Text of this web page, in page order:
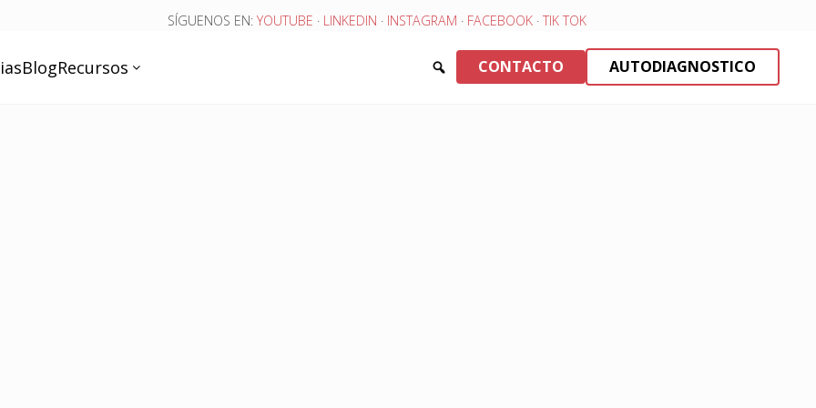
SÍGUENOS EN: YOUTUBE · LINKEDIN · INSTAGRAM · FACEBOOK· TIK TOK
BlogRecursos CONTACTO AUTODIAGNOSTICO